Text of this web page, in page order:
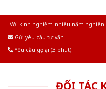
Với kinh nghiệm nhiêu năm
Gửi yêu cầu tư vấn
Yêu cầu gọi lại (3 phút)
ĐỐI TÁC